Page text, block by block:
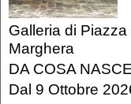
Galleria di
Marghera
DA COSA
Dal 9 Ottobre